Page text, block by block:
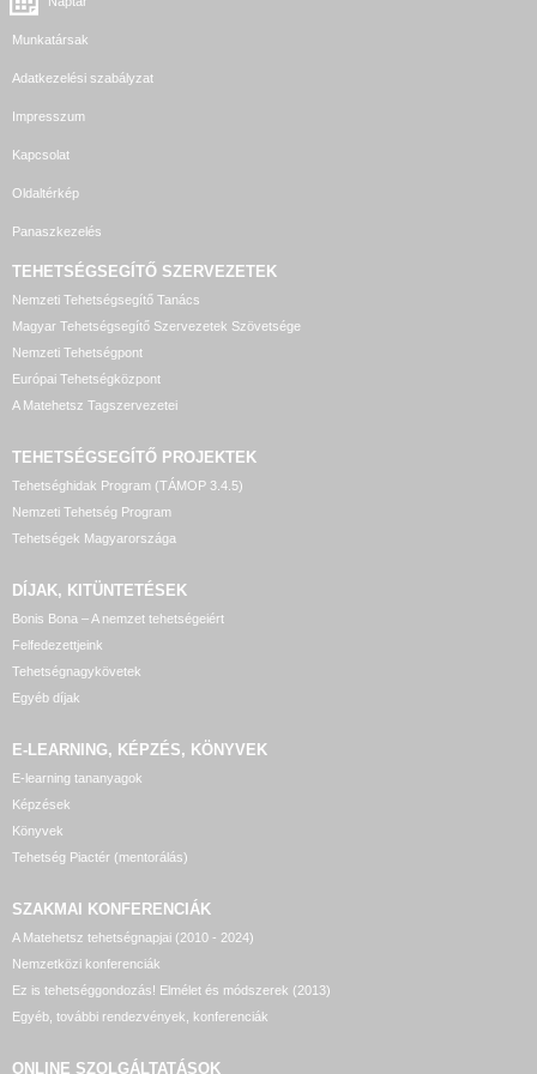
Munkatársak
Adatkezelési szabályzat
Impresszum
Kapcsolat
Oldaltérkép
Panaszkezelés
TEHETSÉGSEGÍTŐ SZERVEZETEK
Nemzeti Tehetségsegítő Tanács
Magyar Tehetségsegítő Szervezetek Szövetsége
Nemzeti Tehetségpont
Európai Tehetségközpont
A Matehetsz Tagszervezetei
TEHETSÉGSEGÍTŐ PROJEKTEK
Tehetséghidak Program (TÁMOP 3.4.5)
Nemzeti Tehetség Program
Tehetségek Magyarországa
DÍJAK, KITÜNTETÉSEK
Bonis Bona – A nemzet tehetségeiért
Felfedezettjeink
Tehetségnagykövetek
Egyéb díjak
E-LEARNING, KÉPZÉS, KÖNYVEK
E-learning tananyagok
Képzések
Könyvek
Tehetség Piactér (mentorálás)
SZAKMAI KONFERENCIÁK
A Matehetsz tehetségnapjai (2010 - 2024)
Nemzetközi konferenciák
Ez is tehetséggondozás! Elmélet és módszerek (2013)
Egyéb, további rendezvények, konferenciák
ONLINE SZOLGÁLTATÁSOK